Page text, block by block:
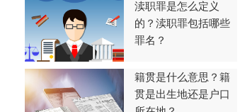
渎职罪是怎么定义
的？渎职罪包括哪些
罪名？
籍贯是什么意思？籍
贯是出生地还是户口